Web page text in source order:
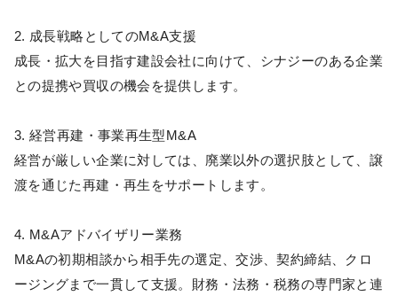
2. 成長戦略としてのM&A支援
成長・拡大を目指す建設会社に向けて、シナジーのある企業
との提携や買収の機会を提供します。
3. 経営再建・事業再生型M&A
経営が厳しい企業に対しては、廃業以外の選択肢として、譲
渡を通じた再建・再生をサポートします。
4. M&Aアドバイザリー業務
M&Aの初期相談から相手先の選定、交渉、契約締結、クロ
ージングまで一貫して支援。財務・法務・税務の専門家と連